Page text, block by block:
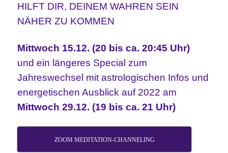
HILFT DIR, DEINEM WAHREN SEIN
NÄHER ZU KOMMEN
Mittwoch 15.12. (20 bis ca. 20:45 Uhr)
und ein längeres Special zum
Jahreswechsel mit astrologischen Infos und
energetischen Ausblick auf 2022 am
Mittwoch 29.12. (19 bis ca. 21 Uhr)
ZOOM MEDITATION-CHANNELING